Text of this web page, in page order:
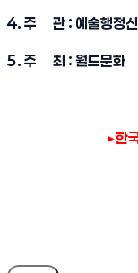
4. 주 관 : 예술행정
5. 주 최 : 월드문화
▶한